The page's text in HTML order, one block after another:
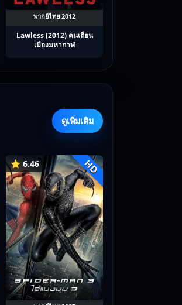
พากย์ไทย 2012
Lawless (2012) คนเถื่อน
เมืองมหากาฬ
ดูเพิ่มเติม
⭐ 6.46 HD